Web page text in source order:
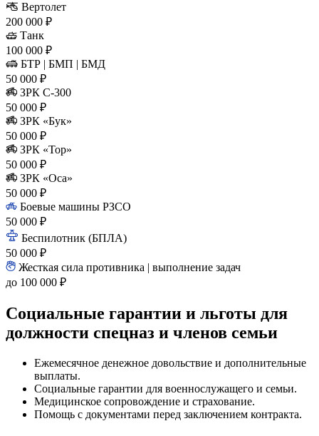
Вертолет
200 000 ₽
Танк
100 000 ₽
БТР | БМП | БМД
50 000 ₽
ЗРК С-300
50 000 ₽
ЗРК «Бук»
50 000 ₽
ЗРК «Тор»
50 000 ₽
ЗРК «Оса»
50 000 ₽
Боевые машины РЗСО
50 000 ₽
Беспилотник (БПЛА)
50 000 ₽
Жесткая сила противника | выполнение задач
до 100 000 ₽
Социальные гарантии и льготы для
должности спецназ и членов семьи
Ежемесячное денежное довольствие и дополнительные
выплаты.
Социальные гарантии для военнослужащего и семьи.
Медицинское сопровождение и страхование.
Помощь с документами перед заключением контракта.